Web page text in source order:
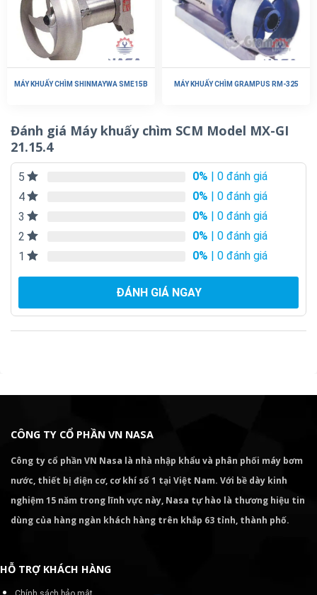
MÁY KHUẤY CHÌM SHINMAYWA SME15B MÁY KHUẤY CHÌM GRAMPUS RM-325
Đánh giá Máy khuấy chìm SCM Model MX-GI
21.15.4
5 0% | 0 đánh giá
4
0% | 0 đánh giá
3
0% | 0 đánh giá
2
0% | 0 đánh giá
1
0% | 0 đánh giá
ĐÁNH GIÁ NGAY
CÔNG TY CỔ PHẦN VN NASA
Công ty cổ phần VN Nasa là nhà nhập khẩu và phân phối máy bơm
nước, thiết bị điện cơ, cơ khí số 1 tại Việt Nam. Với bề dày kinh
nghiệm 15 năm trong lĩnh vực này, Nasa tự hào là thương hiệu tin
dùng của hàng ngàn khách hàng trên khắp 63 tỉnh, thành phố.
HỖ TRỢ KHÁCH HÀNG